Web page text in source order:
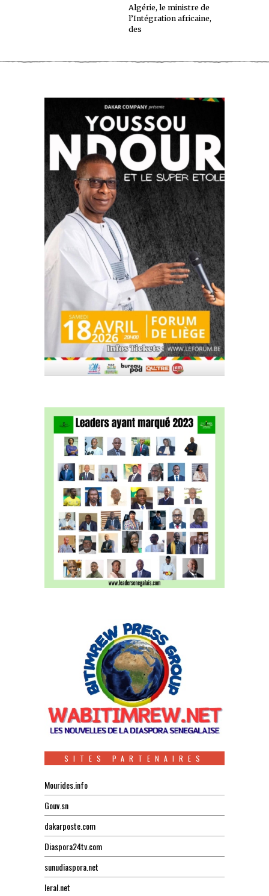
Algérie, le ministre de
l’Intégration africaine,
des
SITES PARTENAIRES
Mourides.info
Gouv.sn
dakarposte.com
Diaspora24tv.com
sunudiaspora.net
leral.net